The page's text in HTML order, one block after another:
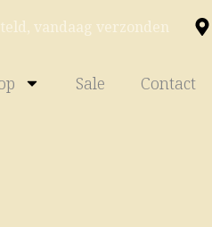
vandaag verzonden
Sale Contact